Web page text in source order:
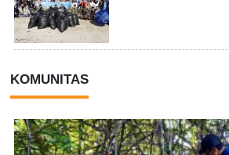
KOMUNITAS